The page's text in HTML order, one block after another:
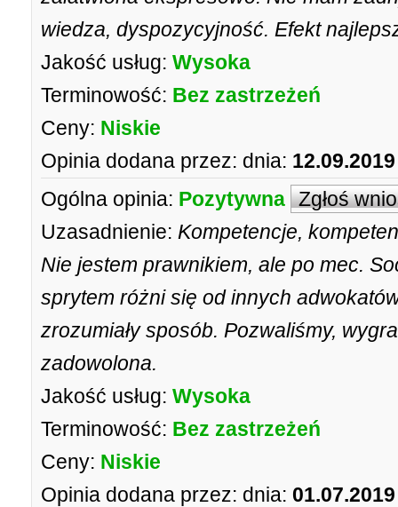
wiedza, dyspozycyjność. Efekt
Jakość usług: Wysoka
Terminowość: Bez zastrzeżeń
Ceny: Niskie
Opinia dodana przez: dnia:
Ogólna opinia: Pozytywna Zgłoś
Uzasadnienie: Kompetencje,
Nie jestem prawnikiem, ale po mec.
sprytem różni się od innych
zrozumiały sposób. Pozwaliśmy,
zadowolona.
Jakość usług: Wysoka
Terminowość: Bez zastrzeżeń
Ceny: Niskie
Opinia dodana przez: dnia: